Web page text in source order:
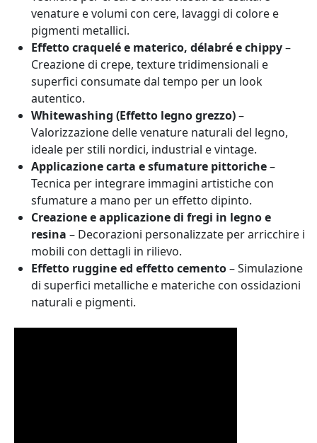
venature e volumi con cere, lavaggi di colore e
pigmenti metallici.
Effetto craquelé e materico, délabré e chippy–
Creazione di crepe, texture tridimensionali e
superfici consumate dal tempo per un look
autentico.
Whitewashing (Effetto legno grezzo)–
Valorizzazione delle venature naturali del legno,
ideale per stili nordici, industrial e vintage.
Applicazione carta e sfumature pittoriche–
Tecnica per integrare immagini artistiche con
sfumature a mano per un effetto dipinto.
Creazione e applicazione di fregi in legno e
resina – Decorazioni personalizzate per arricchire i
mobili con dettagli in rilievo.
Effetto ruggine ed effetto cemento– Simulazione
di superfici metalliche e materiche con ossidazioni
naturali e pigmenti.